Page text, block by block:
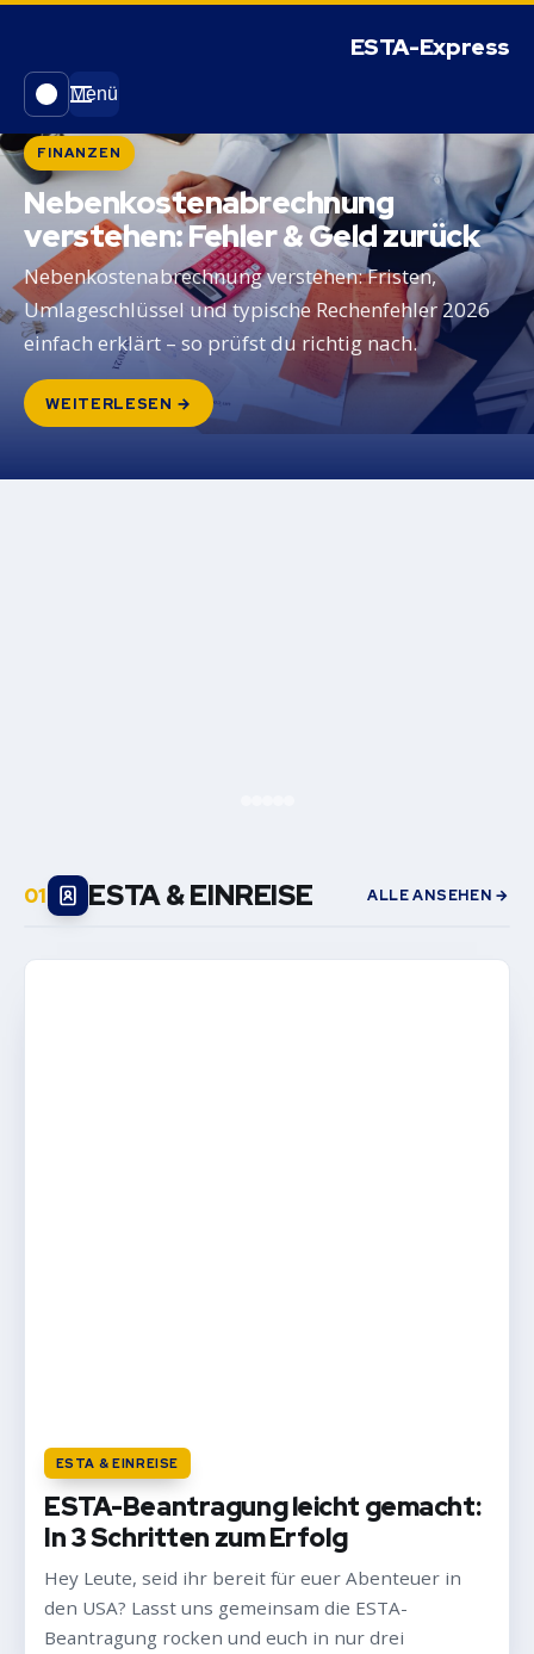
Menü
FINANZEN
Nebenkostenabrechnung
verstehen: Fehler & Geld zurück
Nebenkostenabrechnung verstehen: Fristen,
Umlageschlüssel und typische Rechenfehler 2026
einfach erklärt – so prüfst du richtig nach.
WEITERLESEN →
ESTA & EINREISE ALLE ANSEHEN →
ESTA & EINREISE
ESTA-Beantragung leicht gemacht:
In 3 Schritten zum Erfolg
Hey Leute, seid ihr bereit für euer Abenteuer in
den USA? Lasst uns gemeinsam die ESTA-
Beantragung rocken und euch in nur drei